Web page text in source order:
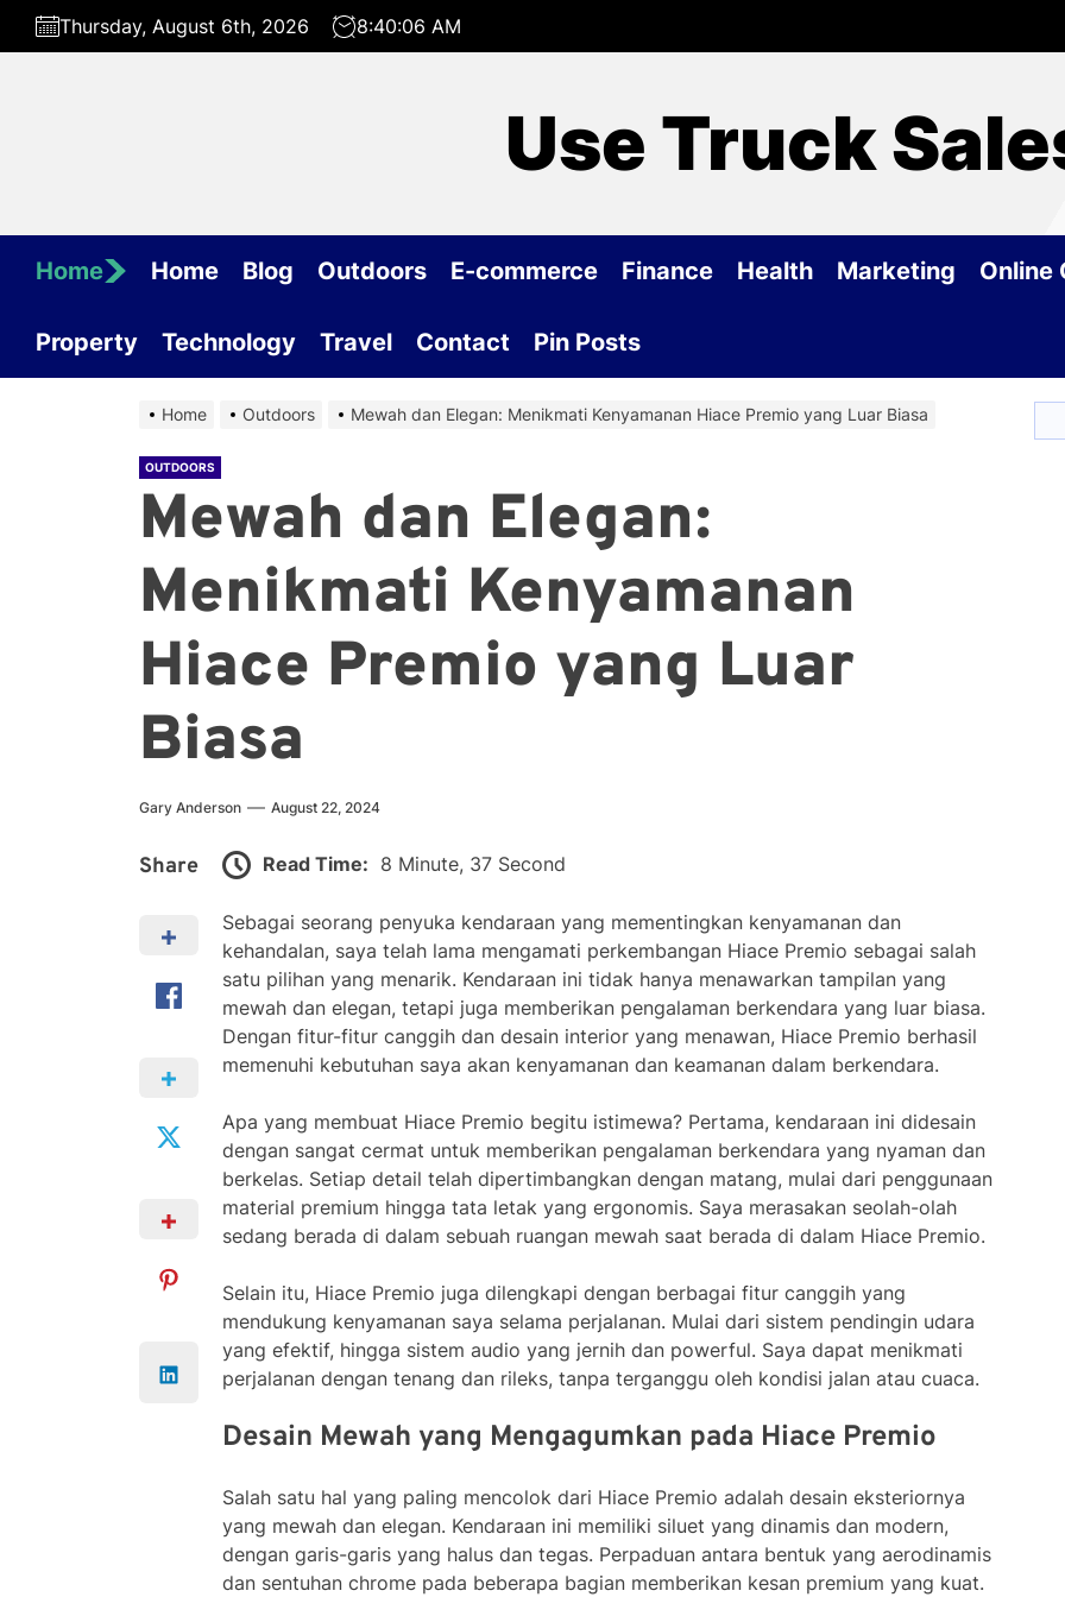
Skip
Thursday, August 6th, 2026 8:40:07 AM
Use Truck
Home Home Blog Outdoors E-commerce Finance Health Marketing Online
Property Technology Travel Contact Pin Posts
Home Outdoors Mewah dan Elegan: Menikmati Kenyamanan Hiace Premio yang Luar Biasa
OUTDOORS
Mewah dan Elegan:
Menikmati Kenyamanan
Hiace Premio yang Luar
Biasa
Gary Anderson August 22, 2024
Share Read Time: 8 Minute, 37 Second
Sebagai seorang penyuka kendaraan yang mementingkan kenyamanan dan
kehandalan, saya telah lama mengamati perkembangan Hiace Premio sebagai salah
satu pilihan yang menarik. Kendaraan ini tidak hanya menawarkan tampilan yang
mewah dan elegan, tetapi juga memberikan pengalaman berkendara yang luar biasa.
Dengan fitur-fitur canggih dan desain interior yang menawan, Hiace Premio berhasil
memenuhi kebutuhan saya akan kenyamanan dan keamanan dalam berkendara.
Apa yang membuat Hiace Premio begitu istimewa? Pertama, kendaraan ini didesain
dengan sangat cermat untuk memberikan pengalaman berkendara yang nyaman dan
berkelas. Setiap detail telah dipertimbangkan dengan matang, mulai dari penggunaan
material premium hingga tata letak yang ergonomis. Saya merasakan seolah-olah
sedang berada di dalam sebuah ruangan mewah saat berada di dalam Hiace Premio.
Selain itu, Hiace Premio juga dilengkapi dengan berbagai fitur canggih yang
mendukung kenyamanan saya selama perjalanan. Mulai dari sistem pendingin udara
yang efektif, hingga sistem audio yang jernih dan powerful. Saya dapat menikmati
perjalanan dengan tenang dan rileks, tanpa terganggu oleh kondisi jalan atau cuaca.
Desain Mewah yang Mengagumkan pada Hiace Premio
Salah satu hal yang paling mencolok dari Hiace Premio adalah desain eksteriornya
yang mewah dan elegan. Kendaraan ini memiliki siluet yang dinamis dan modern,
dengan garis-garis yang halus dan tegas. Perpaduan antara bentuk yang aerodinamis
dan sentuhan chrome pada beberapa bagian memberikan kesan premium yang kuat.